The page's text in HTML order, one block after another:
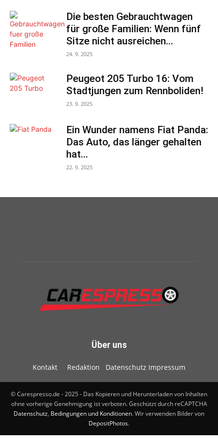
Die besten Gebrauchtwagen
für große Familien: Wenn fünf
Sitze nicht ausreichen...
24. 9. 2025
Peugeot 205 Turbo 16: Vom
Stadtjungen zum Rennboliden!
23. 9. 2025
Ein Wunder namens Fiat Panda:
Das Auto, das länger gehalten
hat...
22. 9. 2025
Über uns
Kontakt Redaktion Datenschutz Impressum
© Carespresso.de - 2025 - Das Kopieren und Herunterladen von Inhalten
ohne vorherige Genehmigung ist verboten. Geschützt durch reCAPTCHA
Datenschutz, Bedingungen und Konditionen. Wir verwenden Bilder von
DepositPhotos.